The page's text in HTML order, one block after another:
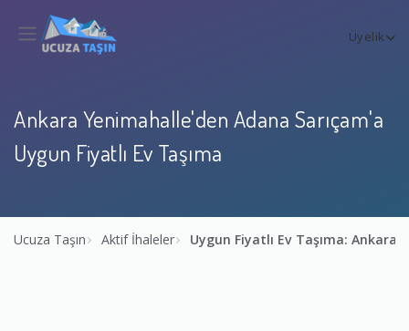
Üyelik
Ankara Yenimahalle'den Adana Sarıçam'a
Uygun Fiyatlı Ev Taşıma
Ucuza Taşın Aktif İhaleler Uygun Fiyatlı Ev Taşıma: Ankara